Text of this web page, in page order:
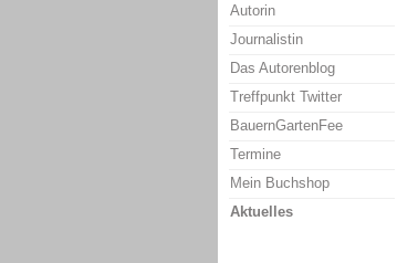
Autorin
Journalistin
Das Autorenblog
Treffpunkt Twitter
BauernGartenFee
Termine
Mein Buchshop
Aktuelles